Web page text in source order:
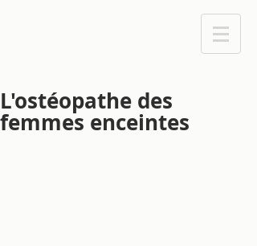
L'ostéopathe des
femmes enceintes